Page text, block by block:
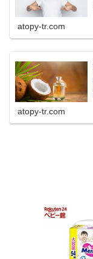
atopy-tr.com
atopy-tr.com